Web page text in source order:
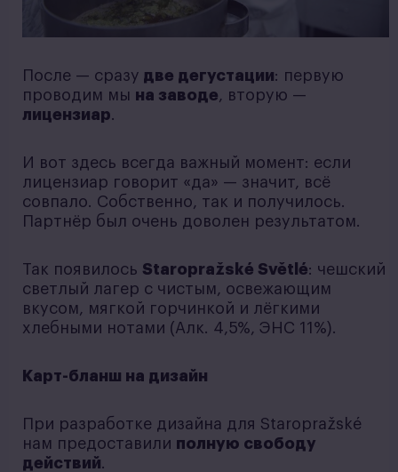
После — сразу две дегустации: первую
проводим мы на заводе, вторую —
лицензиар.
И вот здесь всегда важный момент: если
лицензиар говорит «да» — значит, всё
совпало. Собственно, так и получилось.
Партнёр был очень доволен результатом.
Так появилось Staropražské Světlé: чешский
светлый лагер с чистым, освежающим
вкусом, мягкой горчинкой и лёгкими
хлебными нотами (Алк. 4,5%, ЭНС 11%).
Карт-бланш на дизайн
При разработке дизайна для Staropražské
нам предоставили полную свободу
действий.